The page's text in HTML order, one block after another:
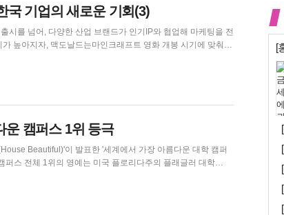
국 기업의 새로운 기회(3)
높아지자, 맥도날드는마인크래프트 영화 개봉 시기에 맞춰
들의 수집 열기를 불러일으켰다 중국 커피 체인 럭
운 캠퍼스 1위 등극
Beautiful)'이 발표한 '세계에서 가장 아름다운 대학 캠퍼
적 신설 대학에 속하는 홍콩 과기대의 독보적인 입지를 높게